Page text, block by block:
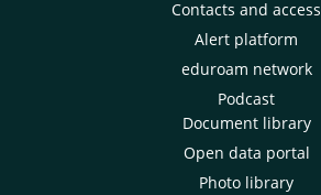
Contacts and access
Alert platform
eduroam network
Podcast
Document library
Open data portal
Photo library